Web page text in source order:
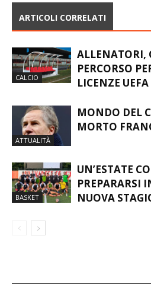
ARTICOLI CORRELATI
CALCIO
ALLENATORI,
PERCORSO
LICENZE UEFA
ATTUALITÀ
MONDO DEL
MORTO
BASKET
UN’ESTATE
PREPARARSI
NUOVA